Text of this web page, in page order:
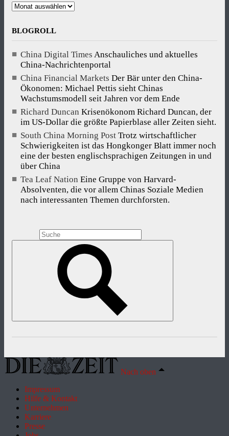
Archive
BLOGROLL
China Digital Times Anschauliches und aktuelles
China-Nachrichtenportal
China Financial Markets Der Bär unter den China-
Ökonomen: Michael Pettis sieht Chinas
Wachstumsmodell seit Jahren vor dem Ende
Richard Duncan Krisenökonom Richard Duncan, der
im US-Dollar die größte Papierblase aller Zeiten sieht.
South China Morning Post Trotz wirtschaftlicher
Schwierigkeiten ist das Hongkonger Blatt immer noch
eine der besten englischsprachigen Zeitungen in und
über China
Tea Leaf Nation Eine Gruppe von Harvard-
Absolventen, die vor allem Chinas Soziale Medien
nach interessanten Themen durchforsten.
Nach oben
Impressum
Hilfe & Kontakt
Unternehmen
Karriere
Presse